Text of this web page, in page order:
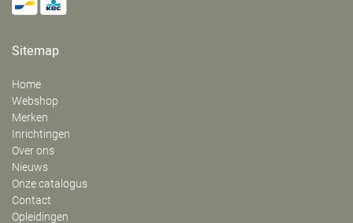
Sitemap
Home
Webshop
Merken
Inrichtingen
Over ons
Nieuws
Onze catalogus
Contact
Opleidingen